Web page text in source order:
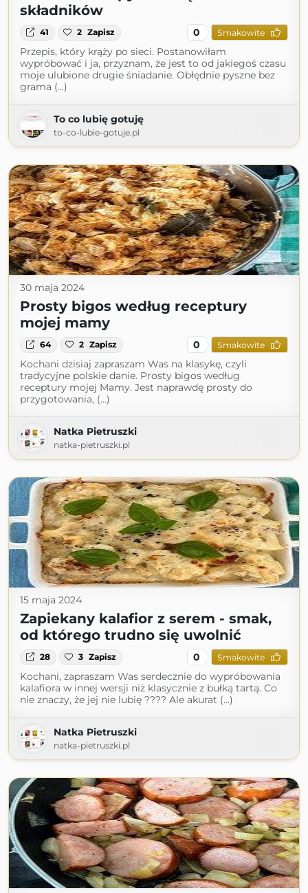
składników
41 2 Zapisz 0 Smakowite
Przepis, który krąży po sieci. Postanowiłam
wypróbować i ja, przyznam, że jest to od jakiegoś czasu
moje ulubione drugie śniadanie. Obłędnie pyszne bez
grama (...)
To co lubię gotuję
to-co-lubie-gotuje.pl
30 maja 2024
Prosty bigos według receptury
mojej mamy
64 2 Zapisz 0 Smakowite
Kochani dzisiaj zapraszam Was na klasykę, czyli
tradycyjne polskie danie. Prosty bigos według
receptury mojej Mamy. Jest naprawdę prosty do
przygotowania, (...)
Natka Pietruszki
natka-pietruszki.pl
15 maja 2024
Zapiekany kalafior z serem - smak,
od którego trudno się uwolnić
28 3 Zapisz 0 Smakowite
Kochani, zapraszam Was serdecznie do wypróbowania
kalafiora w innej wersji niż klasycznie z bułką tartą. Co
nie znaczy, że jej nie lubię ???? Ale akurat (...)
Natka Pietruszki
natka-pietruszki.pl